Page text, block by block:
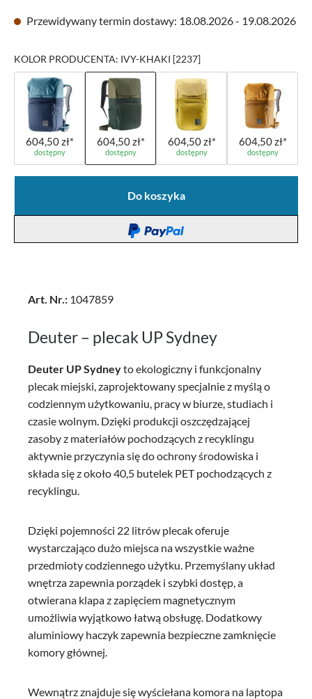
Przewidywany termin dostawy: 18.08.2026 - 19.08.2026
KOLOR PRODUCENTA: IVY-KHAKI [2237]
604,50 zł*
dostępny
604,50 zł*
dostępny
604,50 zł*
dostępny
604,50 zł*
dostępny
Do koszyka
Art. Nr.: 1047859
Deuter – plecak UP Sydney
Deuter UP Sydneyto ekologiczny i funkcjonalny
plecak miejski, zaprojektowany specjalnie z myślą o
codziennym użytkowaniu, pracy w biurze, studiach i
czasie wolnym. Dzięki produkcji oszczędzającej
zasoby z materiałów pochodzących z recyklingu
aktywnie przyczynia się do ochrony środowiska i
składa się z około 40,5 butelek PET pochodzących z
recyklingu.
Dzięki pojemności 22 litrów plecak oferuje
wystarczająco dużo miejsca na wszystkie ważne
przedmioty codziennego użytku. Przemyślany układ
wnętrza zapewnia porządek i szybki dostęp, a
otwierana klapa z zapięciem magnetycznym
umożliwia wyjątkowo łatwą obsługę. Dodatkowy
aluminiowy haczyk zapewnia bezpieczne zamknięcie
komory głównej.
Wewnątrz znajduje się wyściełana komora na laptopa